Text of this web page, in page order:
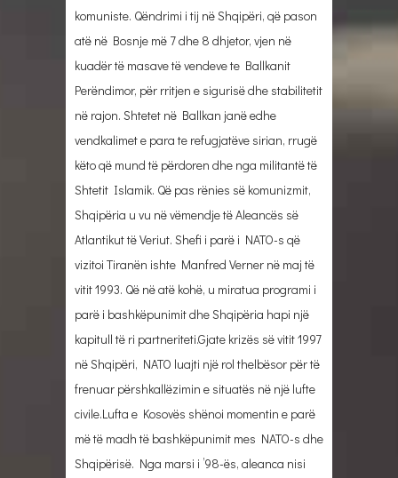
komuniste. Qëndrimi i tij në Shqipëri, që pason
atë në Bosnje më 7 dhe 8 dhjetor, vjen në
kuadër të masave të vendeve te Ballkanit
Perëndimor, për rritjen e sigurisë dhe stabilitetit
në rajon. Shtetet në Ballkan janë edhe
vendkalimet e para te refugjatëve sirian, rrugë
këto që mund të përdoren dhe nga militantë të
Shtetit Islamik. Që pas rënies së komunizmit,
Shqipëria u vu në vëmendje të Aleancës së
Atlantikut të Veriut. Shefi i parë i NATO-s që
vizitoi Tiranën ishte Manfred Verner në maj të
vitit 1993. Që në atë kohë, u miratua programi i
parë i bashkëpunimit dhe Shqipëria hapi një
kapitull të ri partneriteti.Gjate krizës së vitit 1997
në Shqipëri, NATO luajti një rol thelbësor për të
frenuar përshkallëzimin e situatës në një lufte
civile.Lufta e Kosovës shënoi momentin e parë
më të madh të bashkëpunimit mes NATO-s dhe
Shqipërisë. Nga marsi i ’98-ës, aleanca nisi